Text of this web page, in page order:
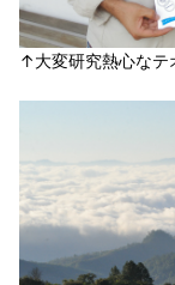
↑大変研究熱心なテ